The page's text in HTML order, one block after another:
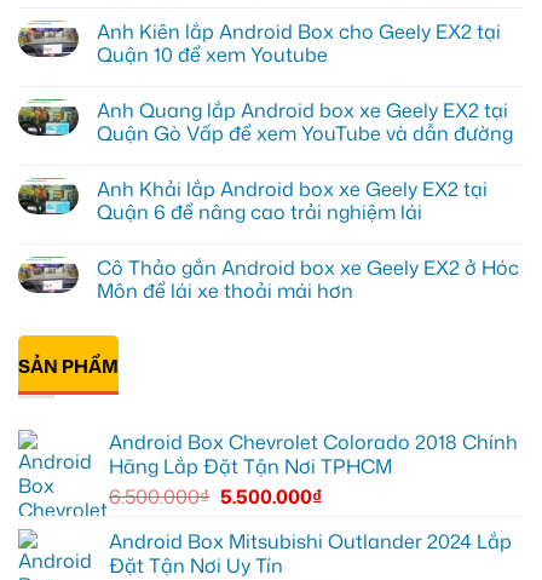
bình
luận
ở
lắp
Camera
hành
tô
Suzuki
XL7
12
để
ghi
mọi
cung
đường
Anh Kiên lắp Android Box cho Geely EX2 tại
Quận 10 để xem Youtube
bình
luận
ở
lắp
Android
Box
EX2
tại
Quận
để
xem
Youtube
Anh Quang lắp Android box xe Geely EX2 tại
Quận Gò Vấp để xem YouTube và dẫn đường
bình
luận
ở
lắp
Android
box
Geely
EX2
tại
Quận
Gò
xem
YouTube
dẫn
đường
Anh Khải lắp Android box xe Geely EX2 tại
Quận 6 để nâng cao trải nghiệm lái
bình
luận
ở
Khải
Android
box
xe
tại
Quận
nâng
cao
trải
nghiệm
lái
Cô Thảo gắn Android box xe Geely EX2 ở Hóc
Môn để lái xe thoải mái hơn
có
luận
ở
Cô
Android
box
Geely
EX2
ở
Hóc
Môn
để
SẢN PHẨM
Android Box Chevrolet Colorado 2018 Chính
Hãng Lắp Đặt Tận Nơi TPHCM
6.500.000₫ 5.500.000₫
Android Box Mitsubishi Outlander 2024 Lắp
Đặt Tận Nơi Uy Tín